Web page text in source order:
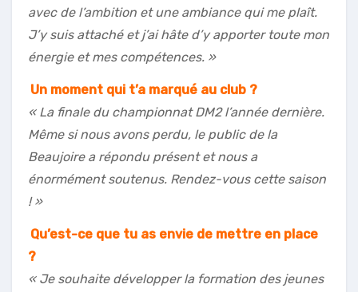
avec de l’ambition et une ambiance qui me plaît.
J’y suis attaché et j’ai hâte d’y apporter toute mon
énergie et mes compétences. »
Un moment qui t’a marqué au club ?
« La finale du championnat DM2 l’année dernière.
Même si nous avons perdu, le public de la
Beaujoire a répondu présent et nous a
énormément soutenus. Rendez-vous cette saison
! »
Qu’est-ce que tu as envie de mettre en place
?
« Je souhaite développer la formation des jeunes